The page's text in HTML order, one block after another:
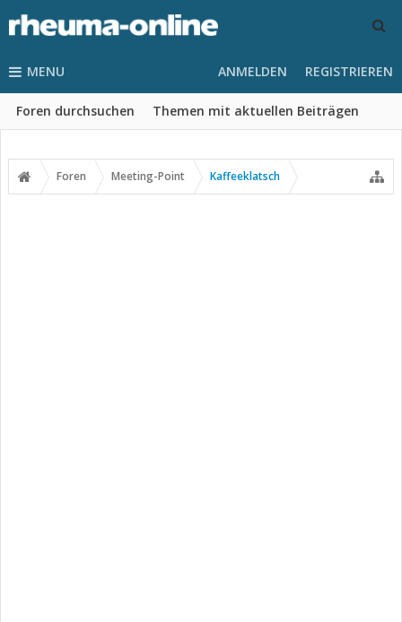
MENU
Foren durchsuchen Themen mit aktuellen Beiträgen
ANMELDEN REGISTRIEREN
Foren Meeting-Point Kaffeeklatsch